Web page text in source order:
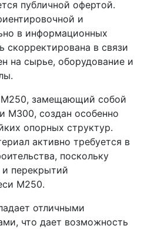
публичной офертой.
и
в информационных
в связи
на сырье, оборудование и
М250, замещающий собой
М300, создан особенно
опорных структур.
активно требуется в
поскольку
и перекрытий
М250.
отличными
что дает возможность